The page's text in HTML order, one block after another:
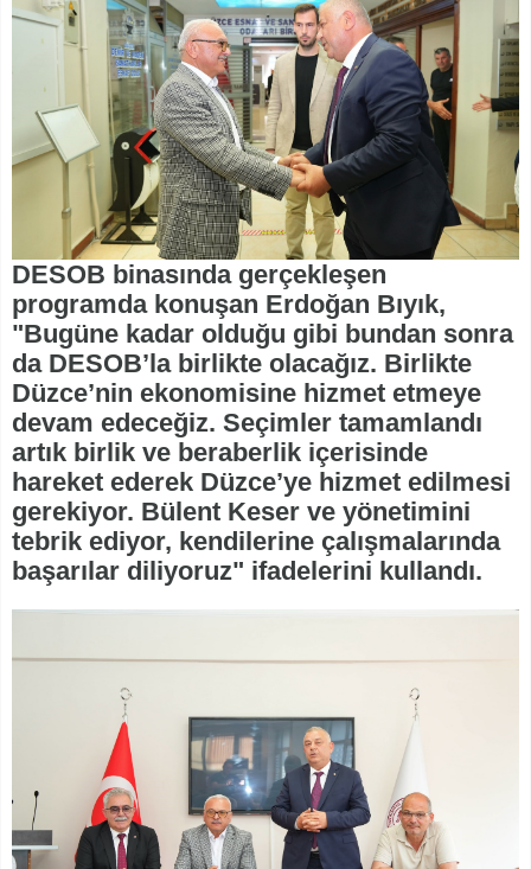
DESOB binasında gerçekleşen
programda konuşan Erdoğan Bıyık,
"Bugüne kadar olduğu gibi bundan sonra
da DESOB’la birlikte olacağız. Birlikte
Düzce’nin ekonomisine hizmet etmeye
devam edeceğiz. Seçimler tamamlandı
artık birlik ve beraberlik içerisinde
hareket ederek Düzce’ye hizmet edilmesi
gerekiyor. Bülent Keser ve yönetimini
tebrik ediyor, kendilerine çalışmalarında
başarılar diliyoruz" ifadelerini kullandı.